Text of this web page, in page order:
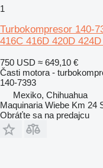
1
Turbokompresor 140-
416C 416D 420D
750 USD ≈ 649,10 €
Časti motora -
140-7393
Mexiko, Chihuahua
Maquinaria Wiebe Km 24
Obráťte sa na predajcu